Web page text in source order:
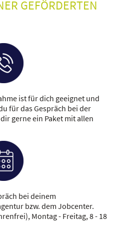
GEFÖRDERTEN
ist für dich geeignet und
für das Gespräch bei der
gerne ein Paket mit allen
bei deinem
bzw. dem Jobcenter.
Montag - Freitag, 8 - 18